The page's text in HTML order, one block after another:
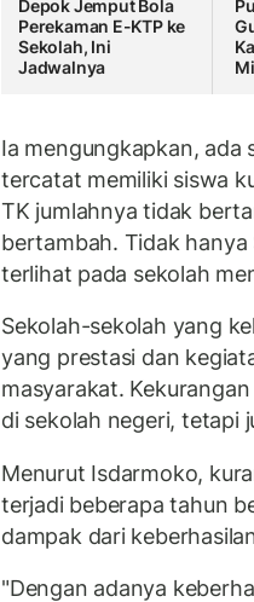
Depok Jemput Bola
Perekaman E-KTP ke
Sekolah, Ini
Jadwalnya
Ia mengungkapkan, ada
tercatat memiliki siswa
TK jumlahnya tidak
bertambah. Tidak hanya
terlihat pada sekolah
Sekolah-sekolah yang
yang prestasi dan
masyarakat.
di sekolah negeri, tetapi
Menurut Isdarmoko,
terjadi beberapa tahun
dampak dari
"Dengan adanya